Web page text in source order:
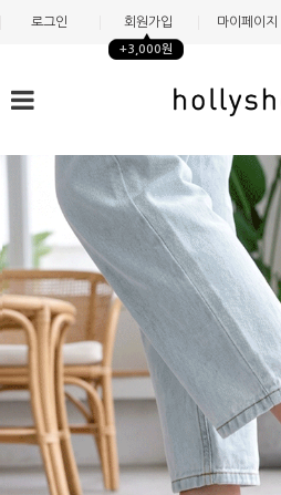
로그인 회원가입
+3,000원
마이페이지